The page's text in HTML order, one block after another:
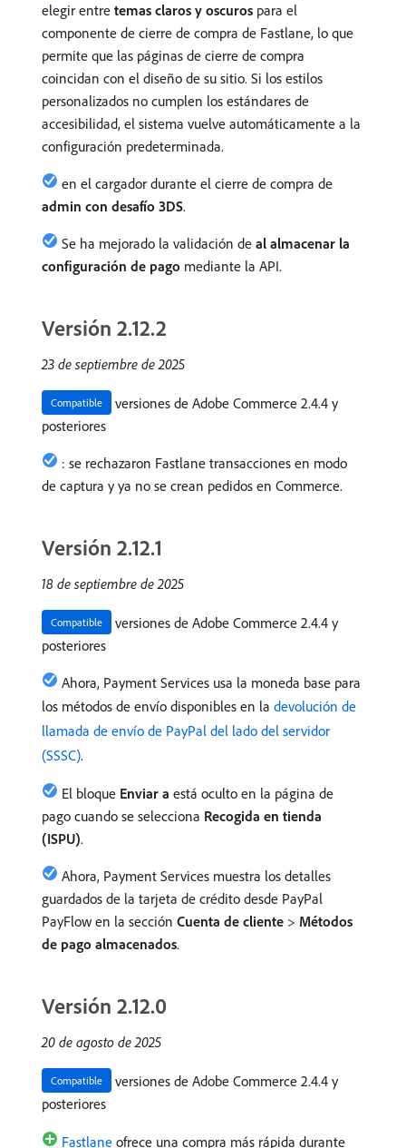
elegir entre temas claros y oscuros para el
componente de cierre de compra de Fastlane, lo que
permite que las páginas de cierre de compra
coincidan con el diseño de su sitio. Si los estilos
personalizados no cumplen los estándares de
accesibilidad, el sistema vuelve automáticamente a la
configuración predeterminada.
en el cargador durante el cierre de compra de
admin con desafío 3DS.
Se ha mejorado la validación de al almacenar la
configuración de pago mediante la API.
Versión 2.12.2
23 de septiembre de 2025
Compatible
versiones de Adobe Commerce 2.4.4 y
posteriores
: se rechazaron Fastlane transacciones en modo
de captura y ya no se crean pedidos en Commerce.
Versión 2.12.1
18 de septiembre de 2025
Compatible
versiones de Adobe Commerce 2.4.4 y
posteriores
Ahora, Payment Services usa la moneda base para
los métodos de envío disponibles en la devolución de
llamada de envío de PayPal del lado del servidor
(SSSC).
El bloque Enviar a está oculto en la página de
pago cuando se selecciona Recogida en tienda
(ISPU).
Ahora, Payment Services muestra los detalles
guardados de la tarjeta de crédito desde PayPal
PayFlow en la sección Cuenta de cliente > Métodos
de pago almacenados.
Versión 2.12.0
20 de agosto de 2025
Compatible
versiones de Adobe Commerce 2.4.4 y
posteriores
Fastlane ofrece una compra más rápida durante